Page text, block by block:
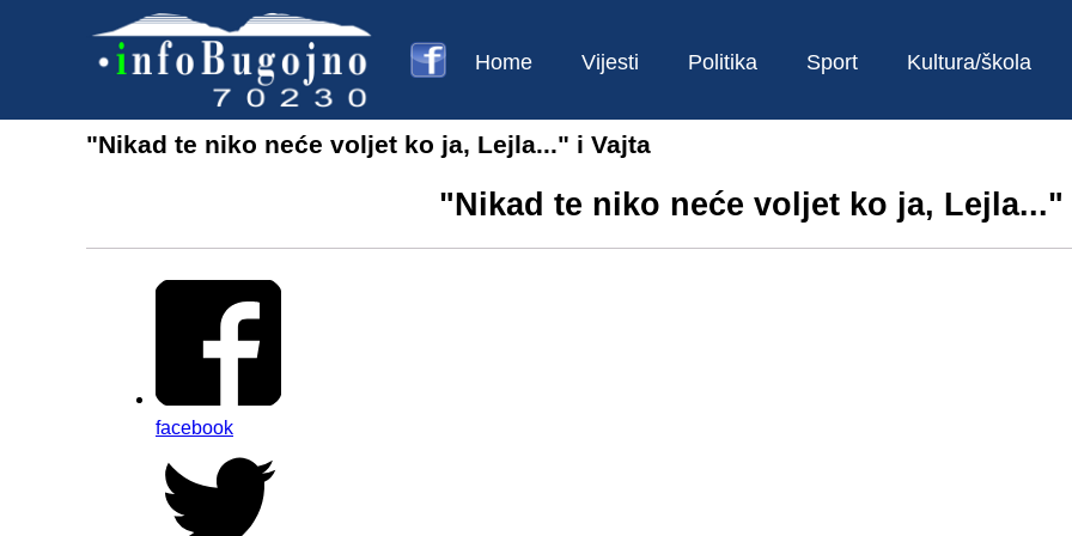
Home Vijesti Politika Sport Kultura/škola
"Nikad te niko neće voljet ko ja, Lejla..." i Vajta
"Nikad te niko neće voljet ko ja, Lejla..."
facebook